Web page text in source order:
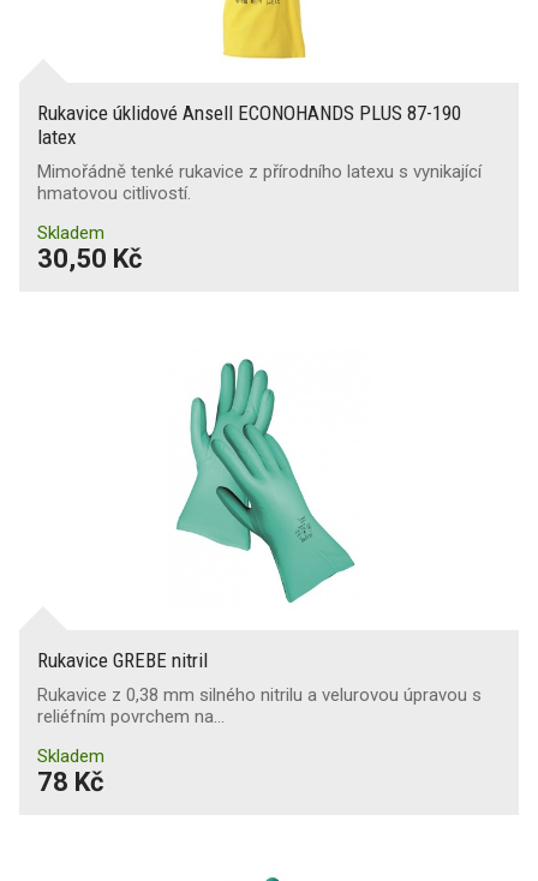
Rukavice úklidové Ansell ECONOHANDS PLUS 87-190
latex
Mimořádně tenké rukavice z přírodního latexu s vynikající
hmatovou citlivostí.
Skladem
30,50 Kč
Rukavice GREBE nitril
Rukavice z 0,38 mm silného nitrilu a velurovou úpravou s
reliéfním povrchem na…
Skladem
78 Kč